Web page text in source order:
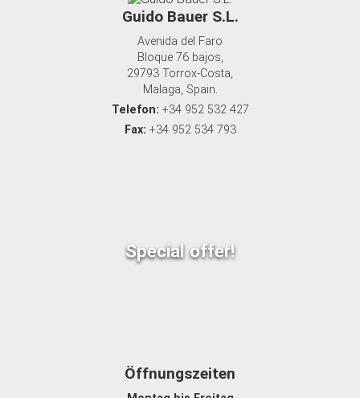
Guido Bauer S.L.
Avenida del Faro
Bloque 76 bajos,
29793 Torrox-Costa,
Malaga, Spain.
Telefon: +34 952 532 427
Fax: +34 952 534 793
Special offer!
Öffnungszeiten